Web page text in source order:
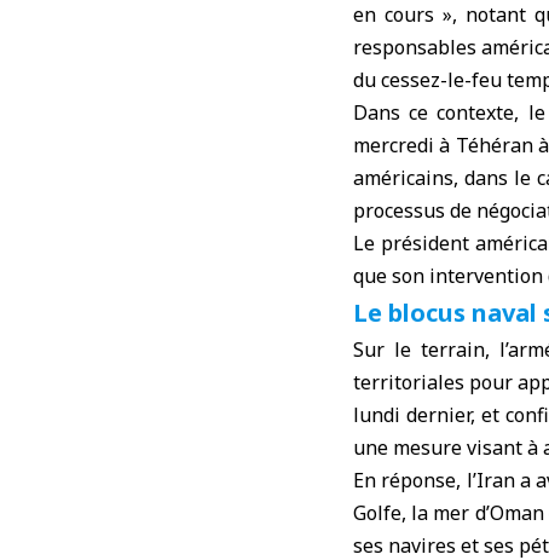
en cours », notant
responsables
du cessez-le-feu
Dans ce contexte,
mercredi à Téhéran
américains, dans le
processus de
Le président
que son intervention
Le blocus
Sur le terrain,
territoriales pour
lundi dernier, et
une mesure visant à
En réponse, l’Iran a
Golfe, la mer
ses navires et ses